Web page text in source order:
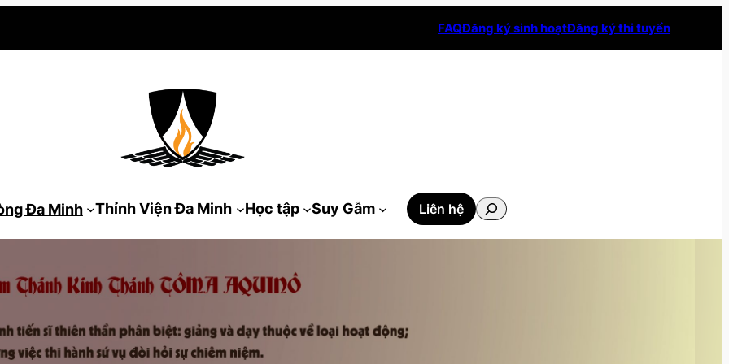
FAQĐăng ký sinh hoạtĐăng ký thi tuyển
Đa Minh Thỉnh Viện Đa Minh Học tập Suy Gẫm Liên hệ
Tìm
kiếm